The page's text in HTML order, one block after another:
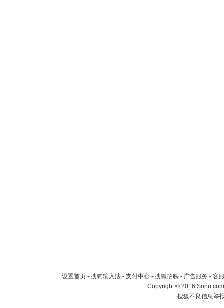
设置首页 - 搜狗输入法 - 支付中心 - 搜狐招聘 - 广告服务 - 客
Copyright©2016
搜狐不良信息举